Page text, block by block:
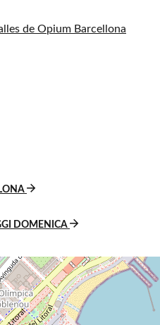
de Opium Barcellona
DOMENICA